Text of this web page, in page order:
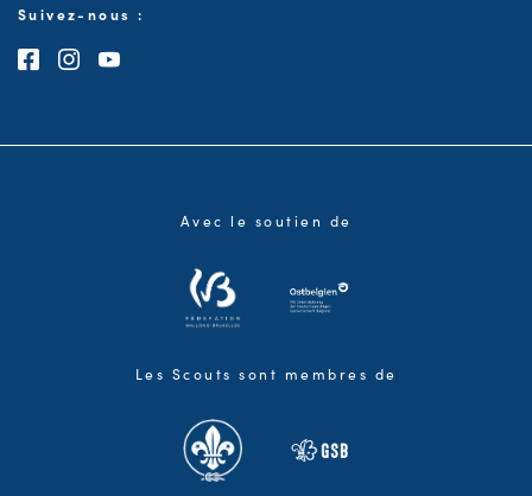
Suivez-nous :
Consultez notre page Facebook
Consultez notre page Instagram
Consultez notre chaîne Youtube
Avec le soutien de
Les Scouts sont membres de